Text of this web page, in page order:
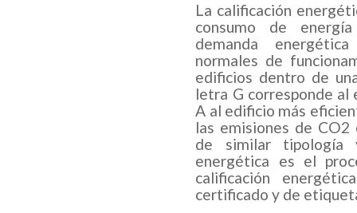
La calificación
consumo de
demanda
normales de
edificios dentro de
letra G corresponde
A al edificio más
las emisiones de CO2
de similar tipología
energética es el
calificación
certificado y de